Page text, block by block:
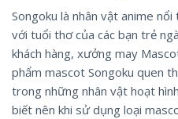
Songoku là nhân vật anime
với tuổi thơ của các bạn trẻ
khách hàng, xưởng may
phẩm mascot Songoku quen
trong những nhân vật hoạt
biết nên khi sử dụng loại